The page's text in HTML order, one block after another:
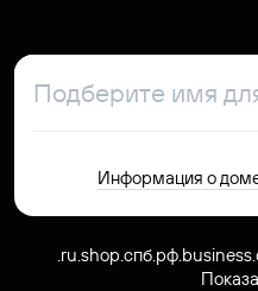
Информация о
.ru.shop.спб.рф.business